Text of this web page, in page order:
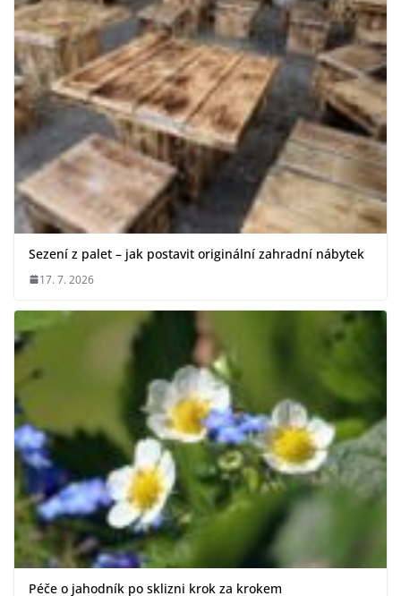
Sezení z palet – jak postavit originální zahradní nábytek
17. 7. 2026
Péče o jahodník po sklizni krok za krokem